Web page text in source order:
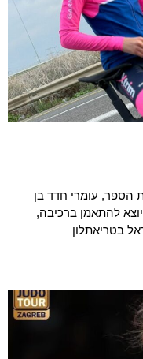
הספר, עומרי חדד בן
ויוצא להתאמן ברכיבה,
בטריאתלון